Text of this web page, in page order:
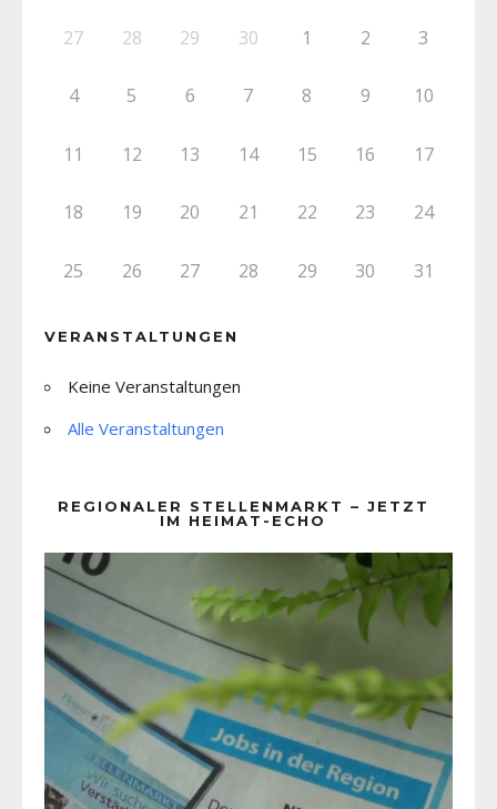
27 28 29 30 1 2 3
4 5 6 7 8 9 10
11 12 13 14 15 16 17
18 19 20 21 22 23 24
25 26 27 28 29 30 31
VERANSTALTUNGEN
Keine Veranstaltungen
Alle Veranstaltungen
REGIONALER STELLENMARKT – JETZT
IM HEIMAT-ECHO
Player